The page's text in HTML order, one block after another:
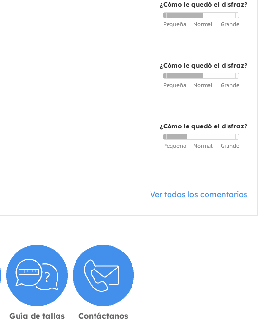
¿Cómo le quedó el disfraz?
¿Cómo le quedó el disfraz?
¿Cómo le quedó el disfraz?
Ver todos los comentarios
Guía de tallas Contáctanos